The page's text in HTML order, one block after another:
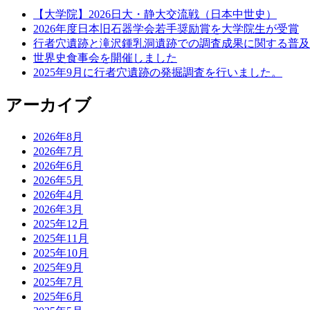
【大学院】2026日大・静大交流戦（日本中世史）
2026年度日本旧石器学会若手奨励賞を大学院生が受賞
行者穴遺跡と滝沢鍾乳洞遺跡での調査成果に関する普
世界史食事会を開催しました
2025年9月に行者穴遺跡の発掘調査を行いました。
アーカイブ
2026年8月
2026年7月
2026年6月
2026年5月
2026年4月
2026年3月
2025年12月
2025年11月
2025年10月
2025年9月
2025年7月
2025年6月